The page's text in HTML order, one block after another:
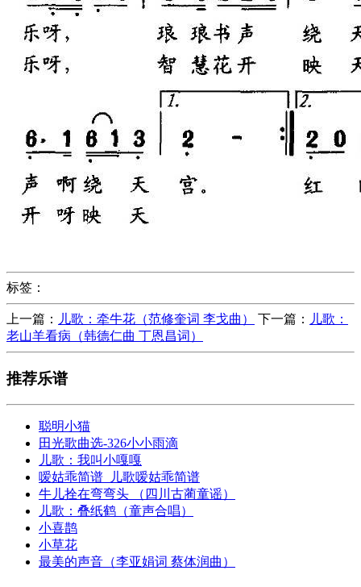
标签：
上一篇： 儿歌：牵牛花（范修奎词 李戈曲） 下一篇：
儿歌：
老山羊看病（韩德仁曲 丁恩昌词）
推荐乐谱
聪明小猫
田光歌曲选-326小小雨滴
儿歌：我叫小嘎嘎
嗳姑乖简谱_儿歌嗳姑乖简谱
牛儿拴在弯弯头 （四川古蔺童谣）
儿歌：叠纸鹤（童声合唱）
小喜鹊
小草花
最美的声音（李亚娟词 蔡体润曲）